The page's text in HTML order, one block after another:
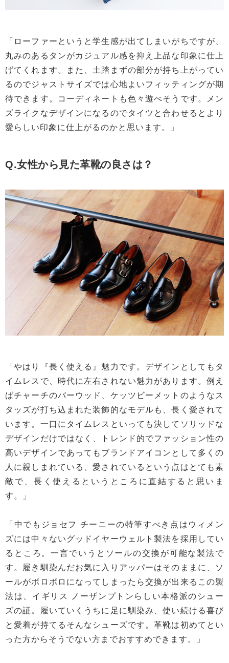
「ローファーというと学生感が出てしまいがちですが、
丸みのあるタンがカジュアル感を抑え上品な印象に仕上
げてくれます。また、土踏まずの部分が持ち上がってい
るのでジャストサイズでは心地よいフィッティングが期
待できます。コーディネートも色々遊べそうです。メン
ズライクなデザインになるのでタイツと合わせるとより
愛らしい印象に仕上がるのかと思います。」
Q.女性から見た革靴の良さは？
「やはり『長く使える』魅力です。デザインとしてもタ
イムレスで、時代に左右されない魅力があります。例え
ばチャーチのバーウッド、ケッツビーメットのようなス
タッズが打ち込まれた装飾的なモデルも、長く愛されて
います。一口にタイムレスといっても決してソリッドな
デザインだけではなく、トレンド的でファッション性の
高いデザインであってもブランドアイコンとして多くの
人に親しまれている、愛されているという点はとても素
敵で、長く使えるというところに直結すると思いま
す。」
「中でもジョセフ チーニーの特筆すべき点はウィメン
ズには中々ないグッドイヤーウェルト製法を採用してい
るところ。一言でいうとソールの交換が可能な製法で
す。履き馴染んだお気に入りアッパーはそのままに、ソ
ールがボロボロになってしまったら交換が出来るこの製
法は、イギリス ノーザンプトンらしい本格派のシュー
ズの証。履いていくうちに足に馴染み、使い続ける喜び
と愛着が持てるそんなシューズです。革靴は初めてとい
った方からそうでない方までおすすめできます。」